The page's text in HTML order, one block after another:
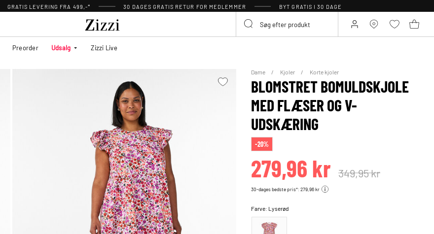
GRATIS LEVERING FRA 499,-* 30 DAGES GRATIS RETUR FOR MEDLEMMER BYT GRATIS I 30 DAGE
Preorder Udsalg Zizzi Live
Dame Kjoler Korte kjoler
BLOMSTRET BOMULDSKJOLE
MED FLÆSER OG V-
UDSKÆRING
-20%
279,96 kr 349,95 kr
30-dages bedste pris*: 279,96 kr
Farve: Lyserød